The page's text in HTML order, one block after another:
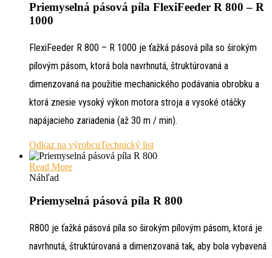
Priemyselná pásová píla FlexiFeeder R 800 – R
1000
FlexiFeeder R 800 – R 1000 je ťažká pásová píla so širokým
pílovým pásom, ktorá bola navrhnutá, štruktúrovaná a
dimenzovaná na použitie mechanického podávania obrobku a
ktorá znesie vysoký výkon motora stroja a vysoké otáčky
napájacieho zariadenia (až 30 m / min).
Odkaz na výrobcuTechnický list
Read More
Náhľad
Priemyselná pásová píla R 800
R800 je ťažká pásová píla so širokým pílovým pásom, ktorá je
navrhnutá, štruktúrovaná a dimenzovaná tak, aby bola vybavená